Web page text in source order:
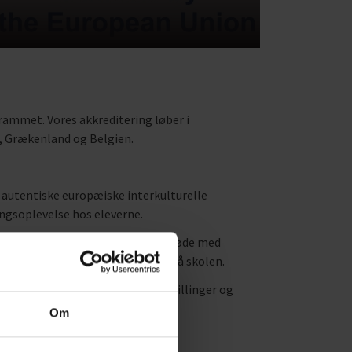
Om
Vores akkreditering løber i
Grækenland og Belgien.
europæiske interkulturelle
hos eleverne.
via mobilitet og møde med
i nærdemokratiet på skolen.
løsninger på miljø-problemstillinger og